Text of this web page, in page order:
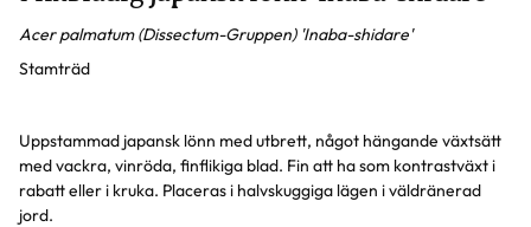
Acer palmatum (Dissectum-Gruppen) 'Inaba-shidare'
Stamträd
Uppstammad japansk lönn med utbrett, något hängande växtsätt
med vackra, vinröda, finflikiga blad. Fin att ha som kontrastväxt i
rabatt eller i kruka. Placeras i halvskuggiga lägen i väldränerad
jord.